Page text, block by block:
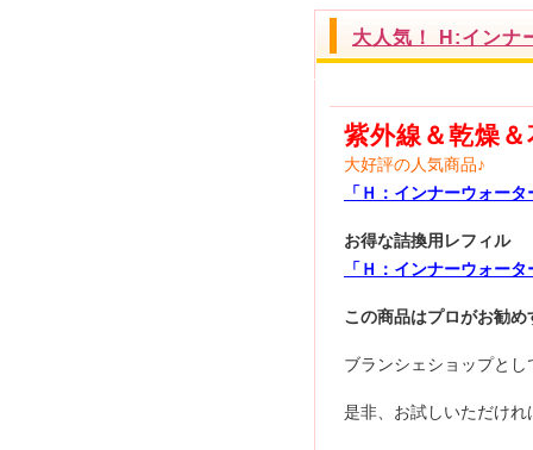
大人気！ H:インナ
紫外線＆乾燥
大好評の人気商品♪
「Ｈ：インナーウォー
お得な詰換用レフィル
「Ｈ：インナーウォー
この商品はプロがお勧
ブランシェショップと
是非、お試しいただけ